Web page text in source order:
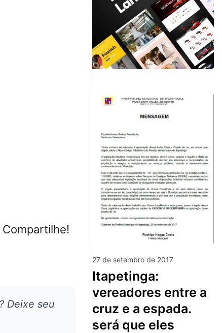
Deixe seu
27 de setembro de 2017
itapetinga:
vereadores entre a
cruz e a espada.
será que eles